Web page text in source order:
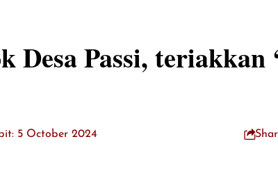
Desa Passi, teriakkan
5 October 2024